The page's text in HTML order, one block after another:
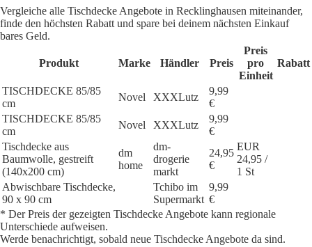
Vergleiche alle Tischdecke Angebote in Recklinghausen miteinander,
finde den höchsten Rabatt und spare bei deinem nächsten Einkauf
bares Geld.
Produkt Marke Händler Preis
Preis
pro
Einheit
Rabatt
TISCHDECKE 85/85
cm
Novel XXXLutz
9,99
€
TISCHDECKE 85/85
cm
Novel XXXLutz
9,99
€
Tischdecke aus
Baumwolle, gestreift
(140x200 cm)
dm
home
dm-
drogerie
markt
24,95
€
EUR
24,95 /
1 St
Abwischbare Tischdecke,
90 x 90 cm
Tchibo im
Supermarkt
9,99
€
* Der Preis der gezeigten Tischdecke Angebote kann regionale
Unterschiede aufweisen.
Werde benachrichtigt, sobald neue Tischdecke Angebote da sind.